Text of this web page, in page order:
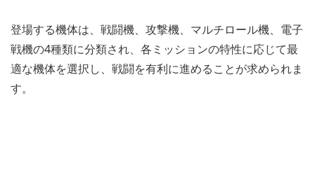
登場する機体は、戦闘機、攻撃機、マルチロール機、電子
戦機の4種類に分類され、各ミッションの特性に応じて最
適な機体を選択し、戦闘を有利に進めることが求められま
す。